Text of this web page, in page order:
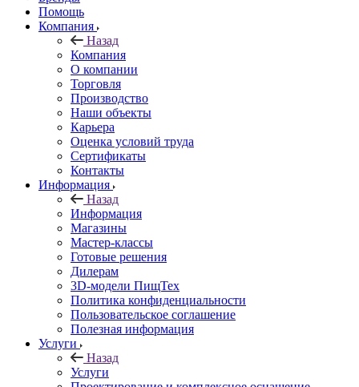
Помощь
Компания
Назад
Компания
О компании
Торговля
Производство
Наши объекты
Карьера
Оценка условий труда
Сертификаты
Контакты
Информация
Назад
Информация
Магазины
Мастер-классы
Готовые решения
Дилерам
3D-модели ПищТех
Политика конфиденциальности
Пользовательское соглашение
Полезная информация
Услуги
Назад
Услуги